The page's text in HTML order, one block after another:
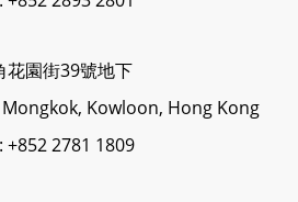
花園街39號地下
Mongkok, Kowloon, Hong Kong
+852 2781 1809